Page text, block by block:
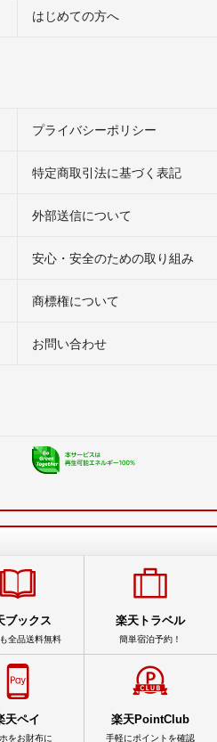
はじめての方へ
プライバシーポリシー
特定商取引法に基づく表記
外部送信について
安心・安全のための取り組み
商標権について
お問い合わせ
ブックス
全品送料無料
楽天トラベル
簡単宿泊予約！
天ペイ
をお財布に
楽天PointClub
手軽にポイントを確認